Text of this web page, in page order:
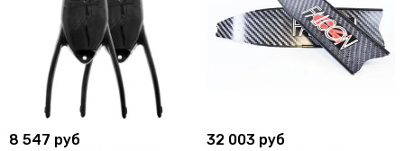
8 547 руб 32 003 руб